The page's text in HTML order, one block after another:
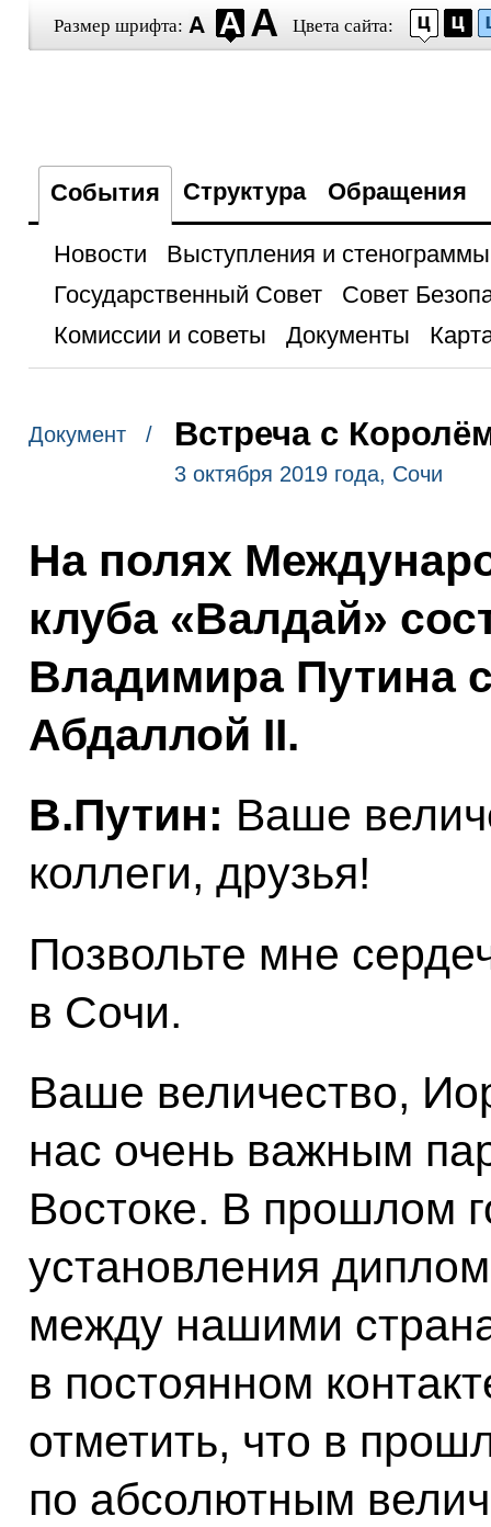
Размер шрифта: Цвета сайта:
События Структура Обращения
Новости
Выступления и стенограммы
Государственный Совет
Совет
Комиссии и советы
Документы
Документ / Встреча с
3 октября 2019 года, Сочи
На полях
клуба «Валдай»
Владимира Путина
Абдаллой II.
В.Путин: Ваше
коллеги, друзья!
Позвольте мне
в Сочи.
Ваше величество,
нас очень важным
Востоке. В прошлом
установления
между нашими
в постоянном
отметить, что в
по абсолютным